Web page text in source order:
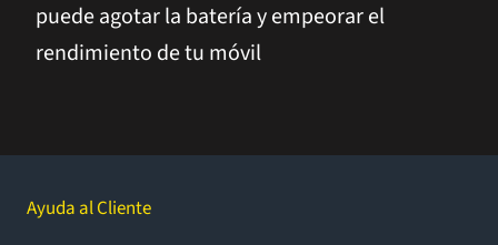
puede agotar la batería y empeorar el
rendimiento de tu móvil
Ayuda al Cliente